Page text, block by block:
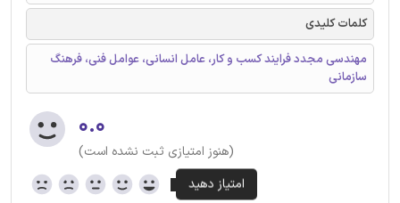
کلمات کلیدی
مهندسی مجدد فرایند کسب و کار، عامل انسانی، عوامل فنی، فرهنگ
سازمانی
۰.۰
(هنوز امتیازی ثبت نشده است)